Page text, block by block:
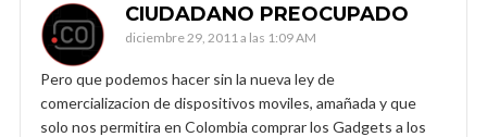
CIUDADANO PREOCUPADO
diciembre 29, 2011 a las 1:09 AM
Pero que podemos hacer sin la nueva ley de
comercializacion de dispositivos moviles, amañada y que
solo nos permitira en Colombia comprar los Gadgets a los